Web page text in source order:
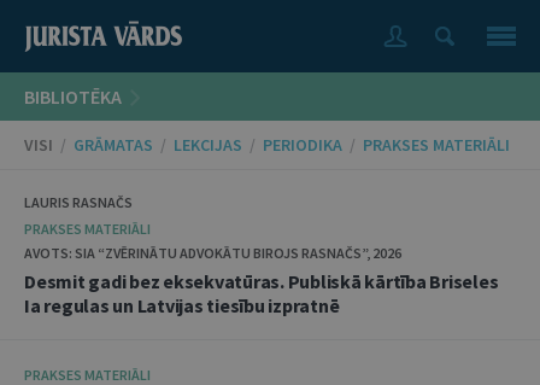
BIBLIOTĒKA
VISI / GRĀMATAS / LEKCIJAS / PERIODIKA / PRAKSES MATERIĀLI
LAURIS RASNAČS
PRAKSES MATERIĀLI
AVOTS: SIA “ZVĒRINĀTU ADVOKĀTU BIROJS RASNAČS”, 2026
Desmit gadi bez eksekvatūras. Publiskā kārtība Briseles
Ia regulas un Latvijas tiesību izpratnē
PRAKSES MATERIĀLI